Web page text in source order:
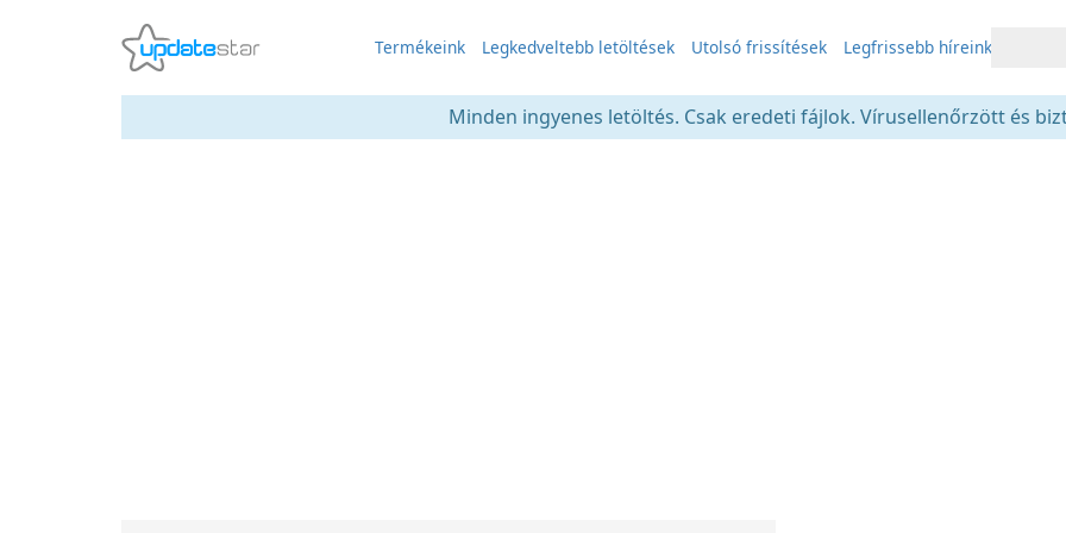
Termékeink Legkedveltebb letöltések Utolsó frissítések Legfrissebb híreink
Minden ingyenes letöltés. Csak eredeti fájlok. Vírusellenőrzött és